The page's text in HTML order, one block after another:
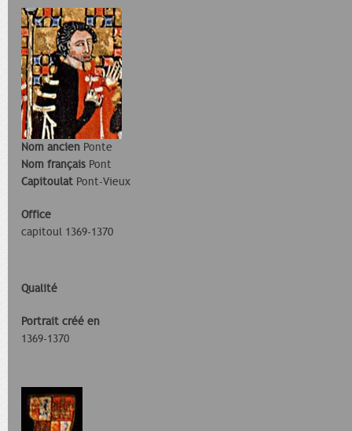
Nom ancien Ponte
Nom français Pont
Capitoulat Pont-Vieux
Office
capitoul 1369-1370
Qualité
Portrait créé en
1369-1370